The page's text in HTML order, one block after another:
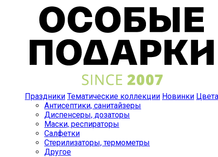
Праздники Тематические коллекции Новинки Цвета
Антисептики, санитайзеры
Диспенсеры, дозаторы
Маски, респираторы
Салфетки
Стерилизаторы, термометры
Другое